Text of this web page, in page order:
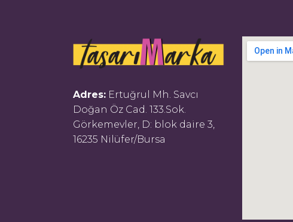
Adres: Ertuğrul Mh. Savcı
Doğan Öz Cad. 133.Sok.
Görkemevler, D: blok daire 3,
16235 Nilüfer/Bursa